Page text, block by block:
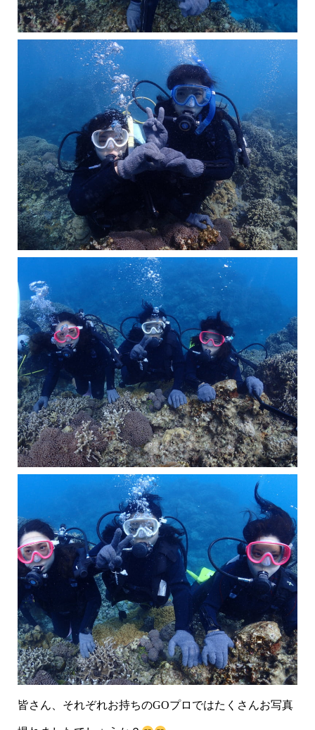
皆さん、それぞれお持ちのGOプロではたくさんお写真